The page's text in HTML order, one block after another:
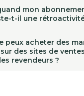
mon
t-il une
peux acheter des
des sites de ventes
revendeurs ?